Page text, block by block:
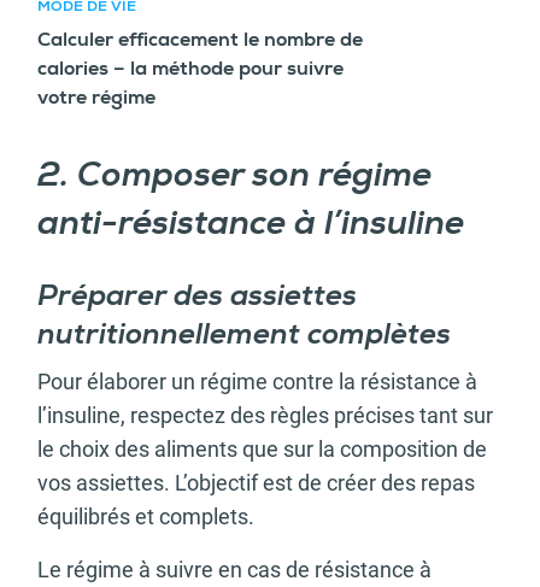
MODE DE VIE
Calculer efficacement le nombre de
calories – la méthode pour suivre
votre régime
2. Composer son régime
anti-résistance à l’insuline
Préparer des assiettes
nutritionnellement complètes
Pour élaborer un régime contre la résistance à
l’insuline, respectez des règles précises tant sur
le choix des aliments que sur la composition de
vos assiettes. L’objectif est de créer des repas
équilibrés et complets.
Le régime à suivre en cas de résistance à